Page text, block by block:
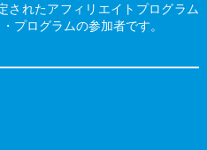
されたアフィリエイトプログラム
プログラムの参加者です。